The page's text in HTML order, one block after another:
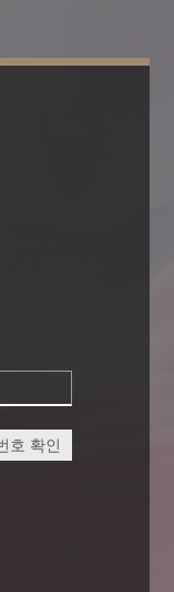
호 확인